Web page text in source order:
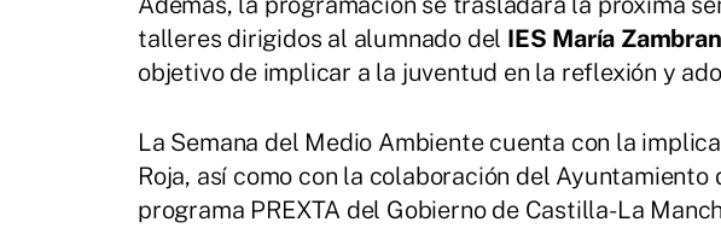
talleres dirigidos al alumnado del IES María
objetivo de implicar a la juventud en la reflexión y
La Semana del Medio Ambiente cuenta con la
Roja, así como con la colaboración del Ayuntamiento
programa PREXTA del Gobierno de Castilla-La